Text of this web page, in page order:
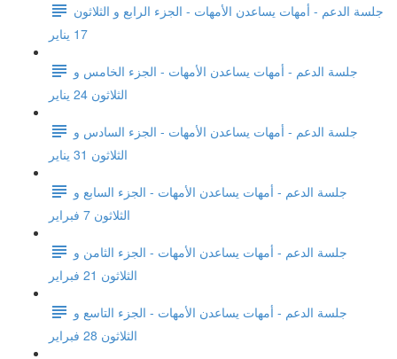
جلسة الدعم - أمهات يساعدن الأمهات - الجزء الرابع و الثلاثون
17 يناير
جلسة الدعم - أمهات يساعدن الأمهات - الجزء الخامس و
الثلاثون 24 يناير
جلسة الدعم - أمهات يساعدن الأمهات - الجزء السادس و
الثلاثون 31 يناير
جلسة الدعم - أمهات يساعدن الأمهات - الجزء السابع و
الثلاثون 7 فبراير
جلسة الدعم - أمهات يساعدن الأمهات - الجزء الثامن و
الثلاثون 21 فبراير
جلسة الدعم - أمهات يساعدن الأمهات - الجزء التاسع و
الثلاثون 28 فبراير